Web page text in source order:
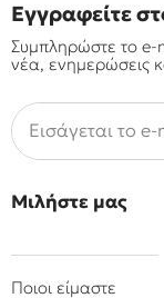
Εγγραφείτε
Συμπληρώστε το
νέα, ενημερώσεις
Μιλήστε μας
Ποιοι είμαστε